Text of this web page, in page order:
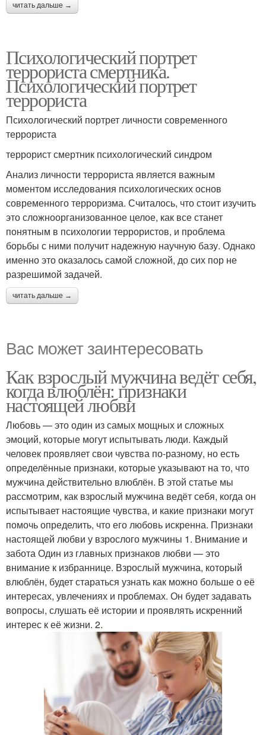
читать дальше →
Психологический портрет
террориста смертника.
Психологический портрет
террориста
Психологический портрет личности современного
террориста
террорист смертник психологический синдром
Анализ личности террориста является важным
моментом исследования психологических основ
современного терроризма. Считалось, что стоит изучить
это сложноорганизованное целое, как все станет
понятным в психологии террористов, и проблема
борьбы с ними получит надежную научную базу. Однако
именно это оказалось самой сложной, до сих пор не
разрешимой задачей.
читать дальше →
Вас может заинтересовать
Как взрослый мужчина ведёт себя,
когда влюблён: признаки
настоящей любви
Любовь — это один из самых мощных и сложных
эмоций, которые могут испытывать люди. Каждый
человек проявляет свои чувства по-разному, но есть
определённые признаки, которые указывают на то, что
мужчина действительно влюблён. В этой статье мы
рассмотрим, как взрослый мужчина ведёт себя, когда он
испытывает настоящие чувства, и какие признаки могут
помочь определить, что его любовь искренна. Признаки
настоящей любви у взрослого мужчины 1. Внимание и
забота Один из главных признаков любви — это
внимание к избраннице. Взрослый мужчина, который
влюблён, будет стараться узнать как можно больше о её
интересах, увлечениях и проблемах. Он будет задавать
вопросы, слушать её истории и проявлять искренний
интерес к её жизни. 2.